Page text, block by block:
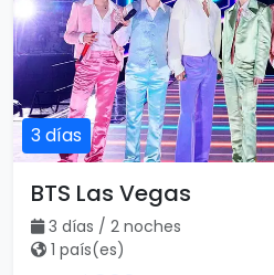
3 días
BTS Las Vegas
3 días / 2 noches
1 país(es)